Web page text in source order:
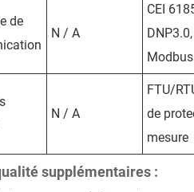
de
N / A
CEI
DNP3.0,
Modbus
N / A
FTU/
de
mesure
supplémentaires :